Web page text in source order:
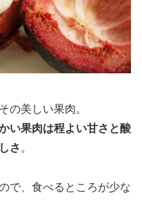
の美しい果肉。
い果肉は程よい甘さと酸
さ 。
で、食べるところが少な